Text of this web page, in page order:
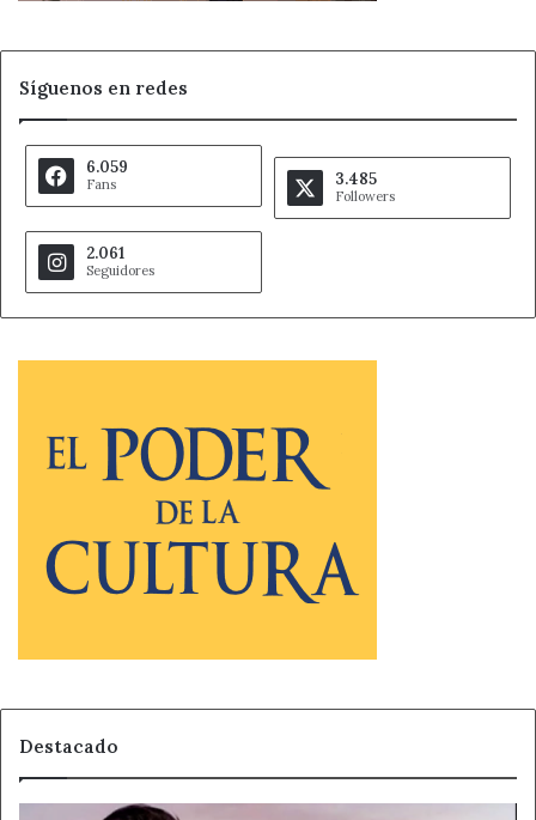
Síguenos en redes
6.059
Fans 3.485
Followers
2.061
Seguidores
Destacado